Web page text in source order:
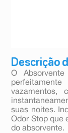
Descrição
O
vazamentos,
suas noites.
Odor Stop que
do absorvente.